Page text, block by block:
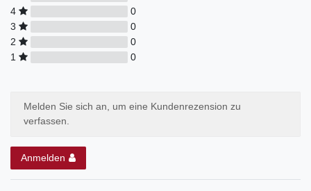
4
0
3
0
2
0
1
0
Melden Sie sich an, um eine Kundenrezension zu
verfassen.
Anmelden